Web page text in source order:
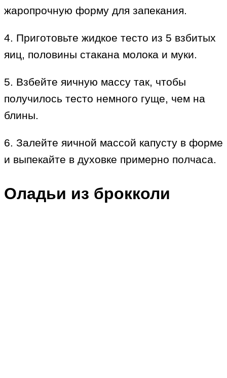
жаропрочную форму для запекания.
4. Приготовьте жидкое тесто из 5 взбитых
яиц, половины стакана молока и муки.
5. Взбейте яичную массу так, чтобы
получилось тесто немного гуще, чем на
блины.
6. Залейте яичной массой капусту в форме
и выпекайте в духовке примерно полчаса.
Оладьи из брокколи